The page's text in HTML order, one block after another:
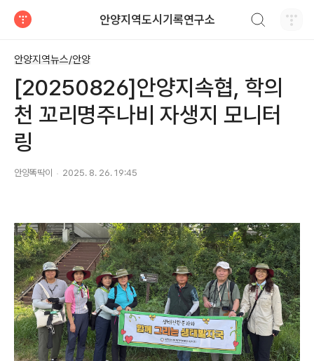
안양지역도시기록연구소
안양지역뉴스/안양
[20250826]안양지속협, 학의
천 꼬리명주나비 자생지 모니터
링
안양똑딱이 2025. 8. 26. 19:45